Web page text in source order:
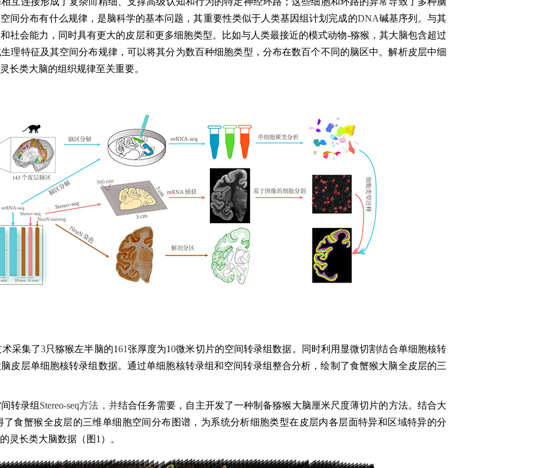
间分布有什么规律，是脑科学的基本问题，其重要性类似于人类基因组计划完成的DNA碱基序列。与其
社会能力， 同时具有更大的皮层和更多细胞类型。比如与人类最接近的模式动物-猕猴，其大脑包含超过
理特征及其空间分布规律， 可以将其分为数百种细胞类型 ， 分布在数百个不同的脑区中。解析皮层中细
长类大脑的组织规律至关重要。
术采集了3只猕猴左半脑的161张厚度为10微米切片的空间转录组数据。同时利用显微切割结合单细胞核转
皮层单细胞核转录组数据。通过单细胞核转录组和空间转录组整合分析，绘制了食蟹猴大脑全皮层的三
转录组 Stereo-seq方法，并结合任务需要 ， 自主开发了一种制备猕猴大脑厘米尺度薄切片的方法。结合大
了食蟹猴全皮层的三维单细胞空间分布图谱 ，为系统分析细胞类型在皮层内各层面特异和区域特异的分
灵长类大脑数据（图1） 。